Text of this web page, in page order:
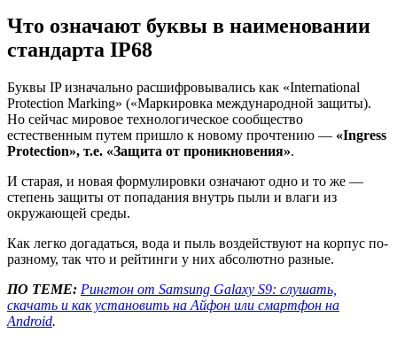
Что означают буквы в наименовании
стандарта IP68
Буквы IP изначально расшифровывались как «International
Protection Marking» («Маркировка международной защиты).
Но сейчас мировое технологическое сообщество
естественным путем пришло к новому прочтению — «Ingress
Protection», т.е. «Защита от проникновения».
И старая, и новая формулировки означают одно и то же —
степень защиты от попадания внутрь пыли и влаги из
окружающей среды.
Как легко догадаться, вода и пыль воздействуют на корпус по-
разному, так что и рейтинги у них абсолютно разные.
ПО ТЕМЕ: Рингтон от Samsung Galaxy S9: слушать,
скачать и как установить на Айфон или смартфон на
Android.